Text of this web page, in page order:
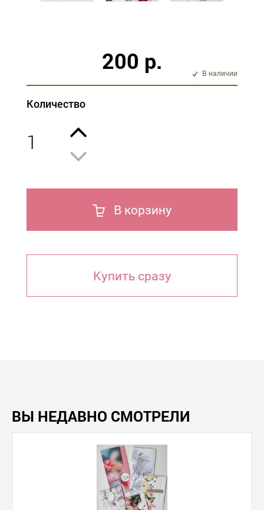
200 р. В наличии
Количество
1
В корзину
Купить сразу
ВЫ НЕДАВНО СМОТРЕЛИ